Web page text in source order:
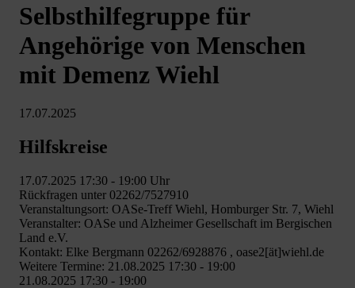
Selbsthilfegruppe für
Angehörige von Menschen
mit Demenz Wiehl
17.07.2025
Hilfskreise
17.07.2025 17:30 - 19:00 Uhr
Rückfragen unter 02262/7527910
Veranstaltungsort: OASe-Treff Wiehl, Homburger Str. 7, Wiehl
Veranstalter: OASe und Alzheimer Gesellschaft im Bergischen
Land e.V.
Kontakt: Elke Bergmann 02262/6928876 , oase2[ät]wiehl.de
Weitere Termine: 21.08.2025 17:30 - 19:00
21.08.2025 17:30 - 19:00